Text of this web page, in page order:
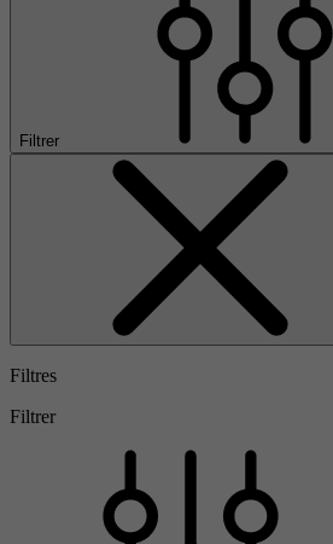
Filtrer
Filtres
Filtrer